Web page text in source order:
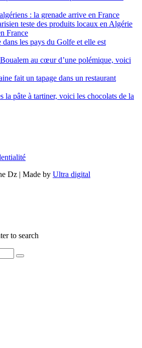
: la grenade arrive en France
teste des produits locaux en Algérie
France
les pays du Golfe et elle est
au cœur d’une polémique, voici
fait un tapage dans un restaurant
la pâte à tartiner, voici les chocolats de la
Dz | Made by Ultra digital
to search